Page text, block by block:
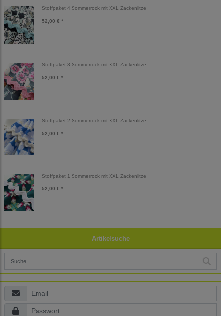
Stoffpaket 4 Sommerrock mit XXL Zackenlitze
52,00 € *
Stoffpaket 3 Sommerrock mit XXL Zackenlitze
52,00 € *
Stoffpaket 2 Sommerrock mit XXL Zackenlitze
52,00 € *
Stoffpaket 1 Sommerrock mit XXL Zackenlitze
52,00 € *
Artikelsuche